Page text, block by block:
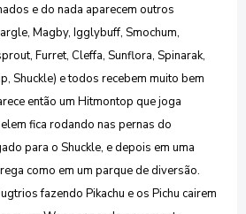
e do nada aparecem outros
Magby, Igglybuff, Smochum,
Furret, Cleffa, Sunflora, Spinarak,
Shuckle) e todos recebem muito bem
então um Hitmontop que joga
fica rodando nas pernas do
para o Shuckle, e depois em uma
como em um parque de diversão.
fazendo Pikachu e os Pichu cairem